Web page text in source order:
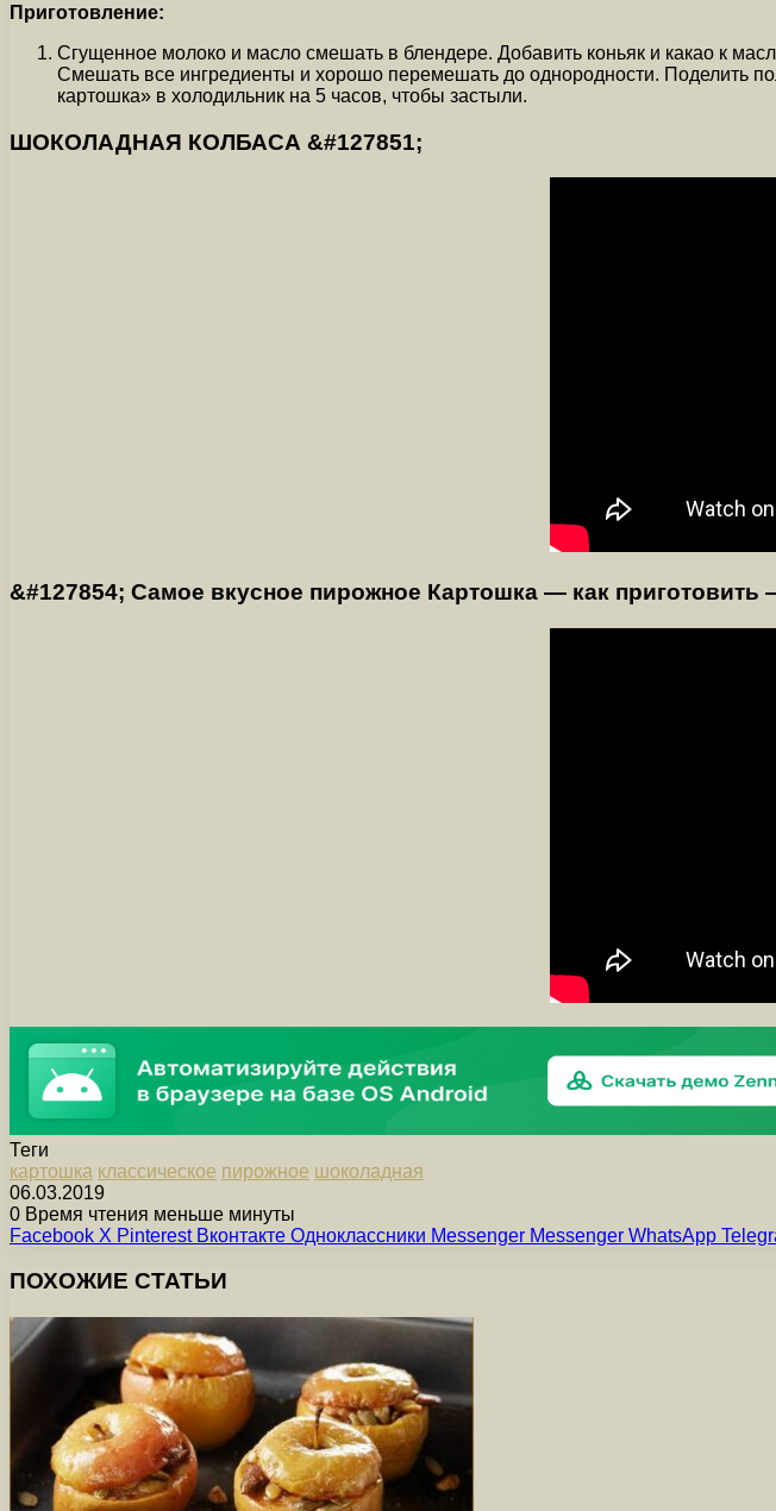
Приготовление:
Сгущенное молоко и масло смешать в блендере. Добавить коньяк и какао к
Смешать все ингредиенты и хорошо перемешать до однородности. Поделить
картошка» в холодильник на 5 часов, чтобы застыли.
ШОКОЛАДНАЯ КОЛБАСА &#127851;
&#127854; Самое вкусное пирожное Картошка — как приготовить
Теги
картошка классическое пирожное шоколадная
06.03.2019
0 Время чтения меньше минуты
Facebook X Pinterest Вконтакте Одноклассники Messenger Messenger WhatsApp
ПОХОЖИЕ СТАТЬИ